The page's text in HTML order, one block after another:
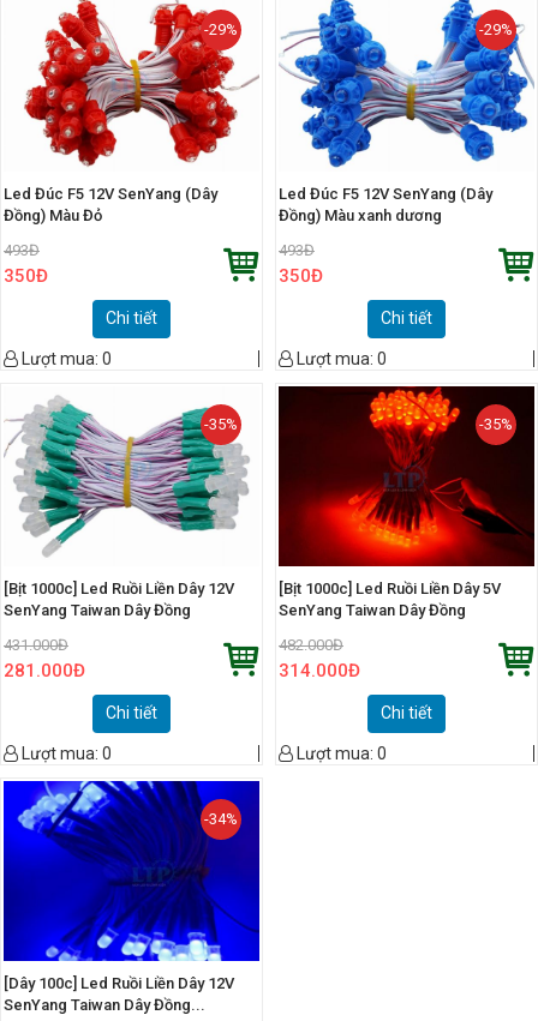
-29%
Led Đúc F5 12V SenYang (Dây
Đồng) Màu Đỏ
493Đ
350Đ
Chi tiết
Lượt mua: 0
-29%
Led Đúc F5 12V SenYang (Dây
Đồng) Màu xanh dương
493Đ
350Đ
Chi tiết
Lượt mua: 0
-35%
[Bịt 1000c] Led Ruồi Liền Dây 12V
SenYang Taiwan Dây Đồng
431.000Đ
281.000Đ
Chi tiết
Lượt mua: 0
-35%
[Bịt 1000c] Led Ruồi Liền Dây 5V
SenYang Taiwan Dây Đồng
482.000Đ
314.000Đ
Chi tiết
Lượt mua: 0
-34%
[Dây 100c] Led Ruồi Liền Dây 12V
SenYang Taiwan Dây Đồng...